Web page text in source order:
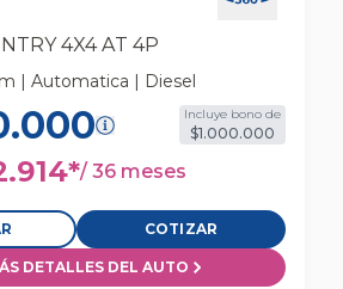
4X4 AT 4P
| Automatica | Diesel
Incluye bono de
$1.000.000
*/ 36 meses
COTIZAR
DETALLES DEL AUTO